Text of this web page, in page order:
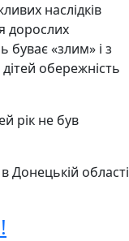
наслідків
дорослих
«злим» і з
обережність
рік не був
Донецькій області